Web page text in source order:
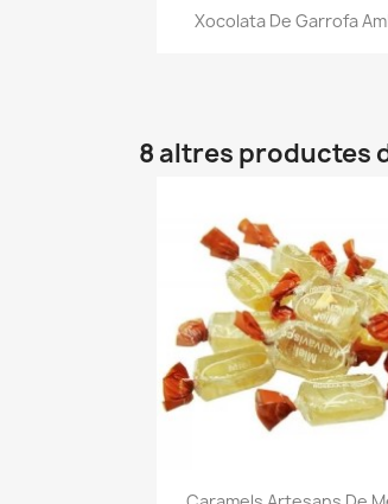
Vista ràpida
Xocolata De Garrofa
8 altres productes
Vista ràpida